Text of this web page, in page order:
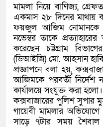
মামলা নিয়ে বাণিজ্য,
একমাস ২৮ দিনের মাথায়
ফয়জুল আজিম নোমানকে
নভেম্বর তাকে
করেছেন চট্টগ্রাম
(ডিআইজি) মো. আহসান
প্রজ্ঞাপনে বলা হয়,
আজিমকে পরবর্তী নির্দেশ
কার্যালয়ে সংযুক্ত করা
কক্সবাজারের পুলিশ সুপার
গায়েবী মামলার
সাড়ে ৭টার সময় শৈবাল